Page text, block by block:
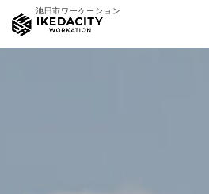
池田市ワーケーション